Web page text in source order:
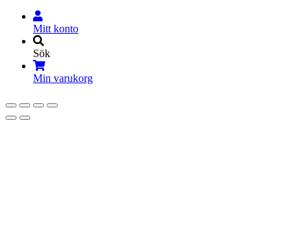
Mitt konto
Sök
Min varukorg